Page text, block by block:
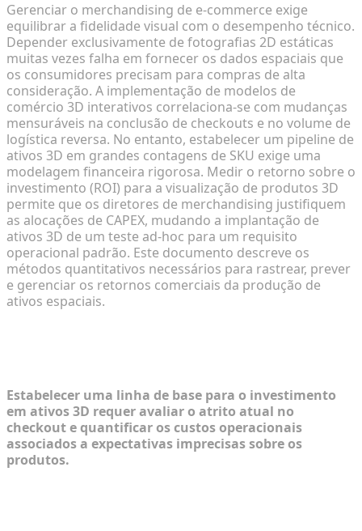
Gerenciar o merchandising de e-commerce exige
equilibrar a fidelidade visual com o desempenho técnico.
Depender exclusivamente de fotografias 2D estáticas
muitas vezes falha em fornecer os dados espaciais que
os consumidores precisam para compras de alta
consideração. A implementação de modelos de
comércio 3D interativos correlaciona-se com mudanças
mensuráveis na conclusão de checkouts e no volume de
logística reversa. No entanto, estabelecer um pipeline de
ativos 3D em grandes contagens de SKU exige uma
modelagem financeira rigorosa. Medir o retorno sobre o
investimento (ROI) para a visualização de produtos 3D
permite que os diretores de merchandising justifiquem
as alocações de CAPEX, mudando a implantação de
ativos 3D de um teste ad-hoc para um requisito
operacional padrão. Este documento descreve os
métodos quantitativos necessários para rastrear, prever
e gerenciar os retornos comerciais da produção de
ativos espaciais.
Estabelecer uma linha de base para o investimento
em ativos 3D requer avaliar o atrito atual no
checkout e quantificar os custos operacionais
associados a expectativas imprecisas sobre os
produtos.